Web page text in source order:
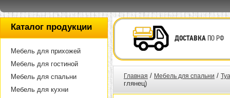
Каталог продукции
Мебель для прихожей
Мебель для гостиной
Мебель для спальни
Мебель для кухни
ДОСТАВКАПО РФ
Главная / Мебель для спальни /
глянец)